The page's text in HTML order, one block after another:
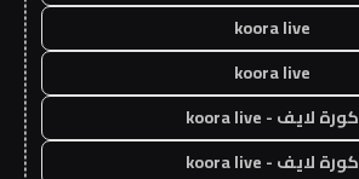
koora live
koora live
كورة لايف - koora live
كورة لايف - koora live